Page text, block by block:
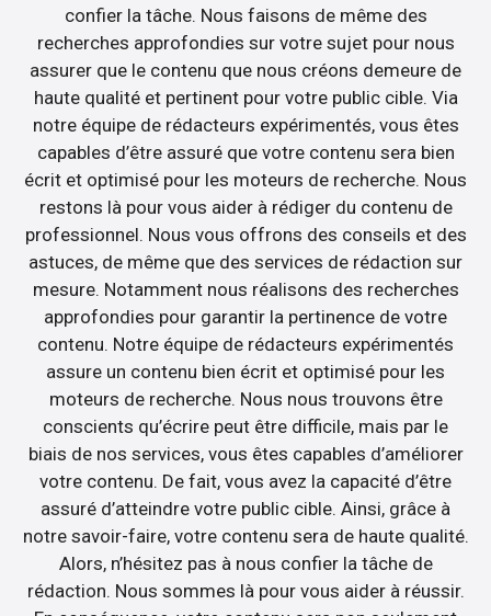
confier la tâche. Nous faisons de même des
recherches approfondies sur votre sujet pour nous
assurer que le contenu que nous créons demeure de
haute qualité et pertinent pour votre public cible. Via
notre équipe de rédacteurs expérimentés, vous êtes
capables d’être assuré que votre contenu sera bien
écrit et optimisé pour les moteurs de recherche. Nous
restons là pour vous aider à rédiger du contenu de
professionnel. Nous vous offrons des conseils et des
astuces, de même que des services de rédaction sur
mesure. Notamment nous réalisons des recherches
approfondies pour garantir la pertinence de votre
contenu. Notre équipe de rédacteurs expérimentés
assure un contenu bien écrit et optimisé pour les
moteurs de recherche. Nous nous trouvons être
conscients qu’écrire peut être difficile, mais par le
biais de nos services, vous êtes capables d’améliorer
votre contenu. De fait, vous avez la capacité d’être
assuré d’atteindre votre public cible. Ainsi, grâce à
notre savoir-faire, votre contenu sera de haute qualité.
Alors, n’hésitez pas à nous confier la tâche de
rédaction. Nous sommes là pour vous aider à réussir.